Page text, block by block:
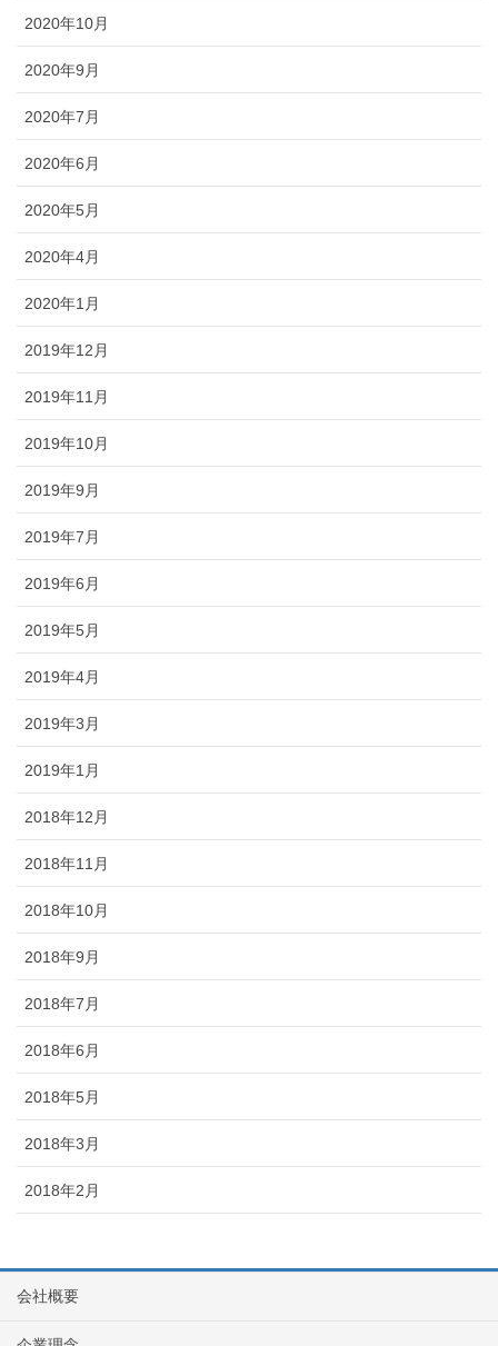
2020年10月
2020年9月
2020年7月
2020年6月
2020年5月
2020年4月
2020年1月
2019年12月
2019年11月
2019年10月
2019年9月
2019年7月
2019年6月
2019年5月
2019年4月
2019年3月
2019年1月
2018年12月
2018年11月
2018年10月
2018年9月
2018年7月
2018年6月
2018年5月
2018年3月
2018年2月
会社概要